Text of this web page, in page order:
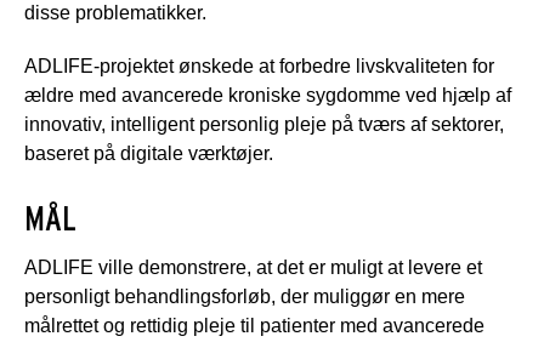
disse problematikker.
ADLIFE-projektet ønskede at forbedre livskvaliteten for
ældre med avancerede kroniske sygdomme ved hjælp af
innovativ, intelligent personlig pleje på tværs af sektorer,
baseret på digitale værktøjer.
MÅL
ADLIFE ville demonstrere, at det er muligt at levere et
personligt behandlingsforløb, der muliggør en mere
målrettet og rettidig pleje til patienter med avancerede